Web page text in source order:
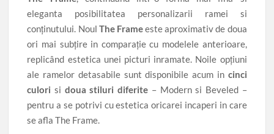
eleganta posibilitatea personalizarii ramei si
conținutului. Noul The Frameeste aproximativ de doua
ori mai subțire in comparație cu modelele anterioare,
replicând estetica unei picturi inramate. Noile opțiuni
ale ramelor detasabile sunt disponibile acum in cinci
culori si doua stiluri diferite – Modern si Beveled –
pentru a se potrivi cu estetica oricarei incaperi in care
se afla The Frame.